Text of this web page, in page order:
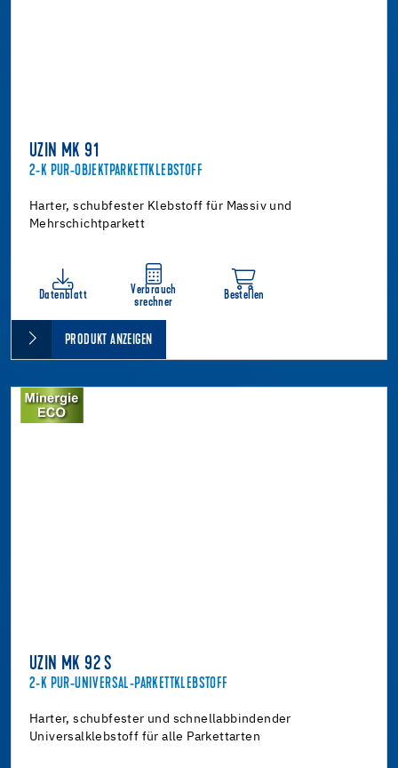
UZIN MK 91
2-K PUR-OBJEKTPARKETTKLEBSTOFF
Harter, schubfester Klebstoff für Massiv und
Mehrschichtparkett
Datenblatt
Verbrauch
srechner
Bestellen
PRODUKT ANZEIGEN
UZIN MK 92 S
2-K PUR-UNIVERSAL-PARKETTKLEBSTOFF
Harter, schubfester und schnellabbindender
Universalklebstoff für alle Parkettarten